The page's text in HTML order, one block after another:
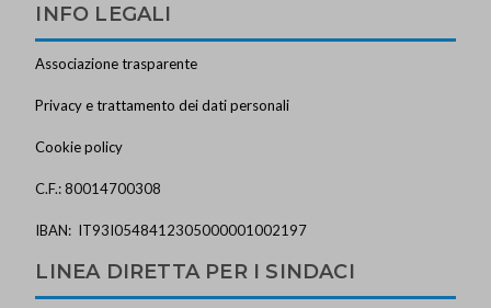
INFO LEGALI
Associazione trasparente
Privacy e trattamento dei dati personali
Cookie policy
C.F.: 80014700308
IBAN: IT93I0548412305000001002197
LINEA DIRETTA PER I SINDACI